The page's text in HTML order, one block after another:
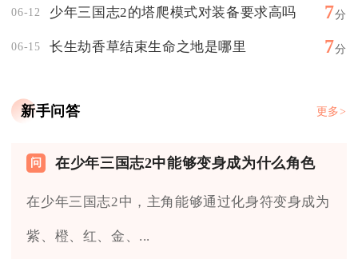
06-12 少年三国志2的塔爬模式对装备要求高吗 7分
06-15 长生劫香草结束生命之地是哪里 7分
新手问答 更多>
在少年三国志2中能够变身成为什么角色
在少年三国志2中，主角能够通过化身符变身成为
紫、橙、红、金、...